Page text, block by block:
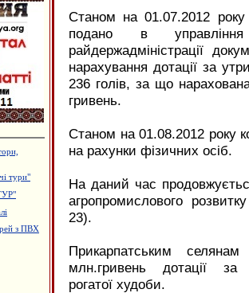
Станом на 01.07.2012
подано в управління
райдержадміністрації
нарахування дотації за
236 голів, за що
гривень.
Станом на 01.08.2012 року
на рахунки фізичних осіб.
На даний час
агропромислового
23).
Прикарпатським
млн.гривень дотації
рогатої худоби.